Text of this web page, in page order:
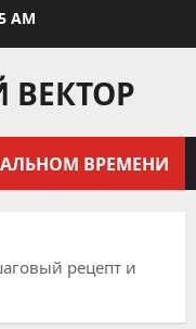
AM
ВРЕМЕНИ
рецепт и